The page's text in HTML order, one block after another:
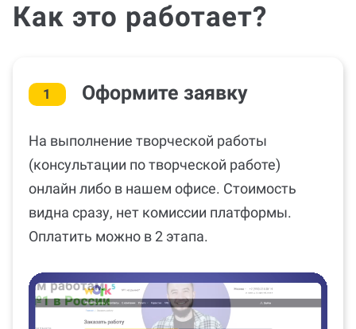
Как это работает?
1 Оформите заявку
На выполнение творческой работы
(консультации по творческой работе)
онлайн либо в нашем офисе. Стоимость
видна сразу, нет комиссии платформы.
Оплатить можно в 2 этапа.